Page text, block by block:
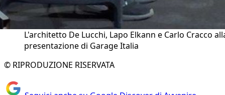
L'architetto De Lucchi, Lapo Elkann e Carlo Cracco
presentazione di Garage Italia
© RIPRODUZIONE RISERVATA